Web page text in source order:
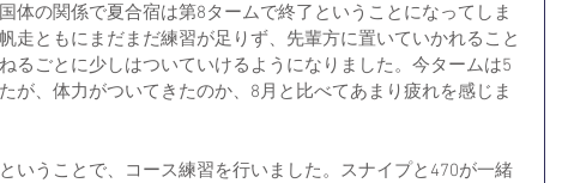
体の関係で夏合宿は第8タームで終了ということになってしま
走ともにまだまだ練習が足りず、先輩方に置いていかれること
るごとに少しはついていけるようになりました。今タームは5
が、体力がついてきたのか、8月と比べてあまり疲れを感じま
いうことで、コース練習を行いました。スナイプと470が一緒